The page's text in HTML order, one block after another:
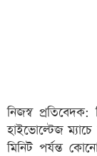
নিজস্ব
হাইভোল্টেজ
মিনিট পর্যন্ত